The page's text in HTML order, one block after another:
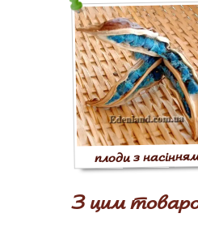
плоди з
З цим